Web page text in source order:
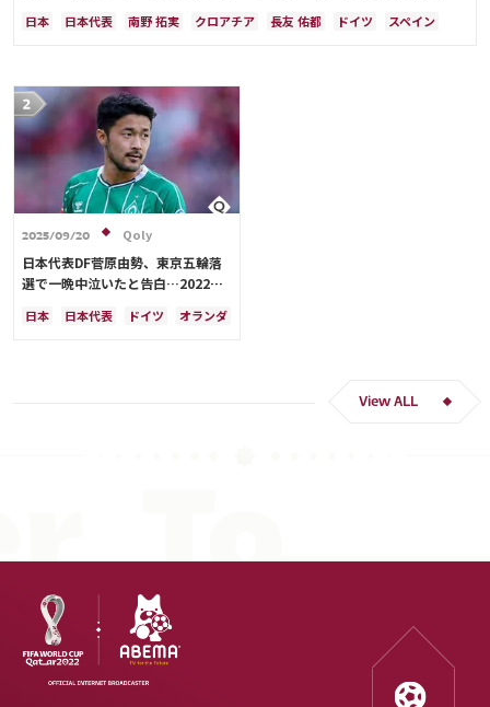
日本 日本代表 南野 拓実 クロアチア 長友 佑都 ドイツ
スペイン
2025/09/20 Qoly
日本代表DF菅原由勢、東京五輪落
選で一晩中泣いたと告白…2022年
く「受け入れるのは難しかった」
日本 日本代表 ドイツ オランダ
View ALL